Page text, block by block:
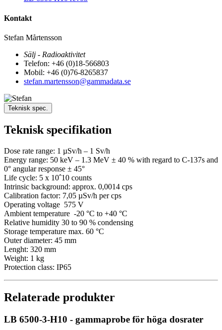
Kontakt
Stefan Mårtensson
Sälj - Radioaktivitet
Telefon: +46 (0)18-566803
Mobil: +46 (0)76-8265837
stefan.martensson@gammadata.se
Teknisk spec.
Teknisk specifikation
Dose rate range: 1 µSv/h – 1 Sv/h
Energy range: 50 keV – 1.3 MeV ± 40 % with regard to C-137s and
0° angular response ± 45°
Life cycle: 5 x 10ˆ10 counts
Intrinsic background: approx. 0,0014 cps
Calibration factor: 7,05 µSv/h per cps
Operating voltage 575 V
Ambient temperature -20 °C to +40 °C
Relative humidity 30 to 90 % condensing
Storage temperature max. 60 °C
Outer diameter: 45 mm
Lenght: 320 mm
Weight: 1 kg
Protection class: IP65
Relaterade produkter
LB 6500-3-H10 - gammaprobe för höga dosrater